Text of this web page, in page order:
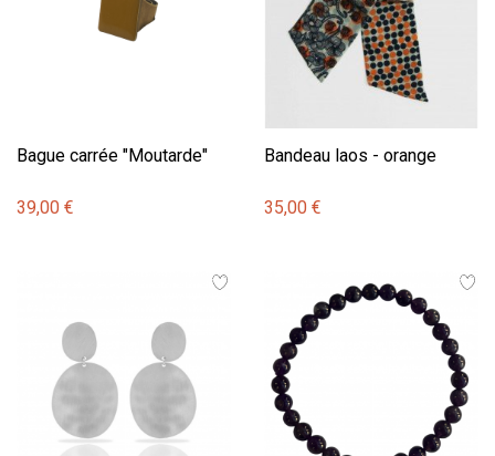
Bague carrée "Moutarde"
39,00 €
Bandeau laos - orange
35,00 €